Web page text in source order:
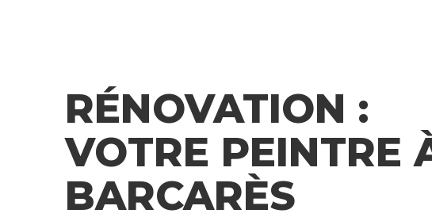
RÉNOVATION :
VOTRE PEINTRE
BARCARÈS